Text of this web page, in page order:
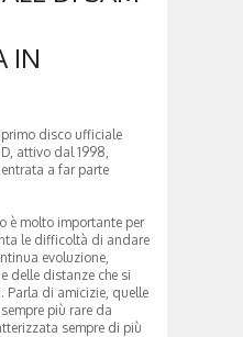
IN
primo disco ufficiale
attivo dal 1998,
a far parte
è molto importante per
le difficoltà di andare
evoluzione,
delle distanze che si
Parla di amicizie, quelle
più rare da
sempre di più